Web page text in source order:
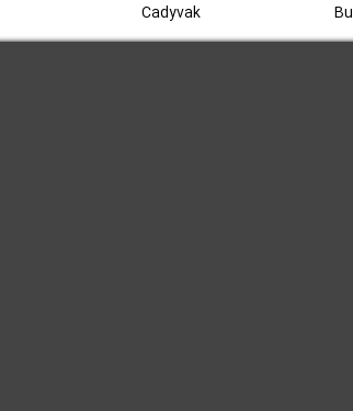
Cadyvak